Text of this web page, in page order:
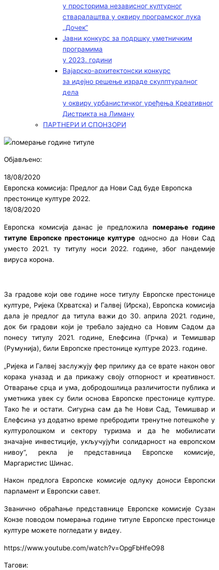
у просторима независног културног
стваралаштва у оквиру програмског лука
„Дочек”
Јавни конкурс за подршку уметничким
програмима
у 2023. години
Вајарско-архитектонски конкурс
за идејно решење израде скулптуралног
дела
у оквиру урбанистичког уређења Креативног
Дистрикта на Лиману
ПАРТНЕРИ И СПОНЗОРИ
Објављено:
18/08/2020
Европска комисија: Предлог да Нови Сад буде Европска
престонице културе 2022.
18/08/2020
Европска комисија данас је предложила померање године
титуле Европске престонице културе односно да Нови Сад
уместо 2021. ту титулу носи 2022. године, због пандемије
вируса корона.
За градове који ове године носе титулу Европске престонице
културе, Ријека (Хрватска) и Галвеј (Ирска), Европска комисија
дала је предлог да титула важи до 30. априла 2021. године,
док би градови који је требало заједно са Новим Садом да
понесу титулу 2021. године, Елефсина (Грчка) и Темишвар
(Румунија), били Европске престонице културе 2023. године.
„Ријека и Галвеј заслужују фер прилику да се врате након овог
корака уназад и да прикажу своју отпорност и креативност.
Отварање срца и ума, добродошлица различитости публика и
уметника увек су били основа Европске престонице културе.
Тако ће и остати. Сигурна сам да ће Нови Сад, Темишвар и
Елефсина уз додатно време пребродити тренутне потешкоће у
културолошком и сектору туризма и да ће мобилисати
значајне инвестиције, укључујући солидарност на европском
нивоу“, рекла је представница Европске комисије,
Маргаристис Шинас.
Након предлога Европске комисије одлуку доноси Европски
парламент и Европски савет.
Званично обраћање представнице Европске комисије Сузан
Конзе поводом померања године титуле Европске престонице
културе можете погледати у видеу.
https://www.youtube.com/watch?v=OpgFbHfeO98
Тагови: